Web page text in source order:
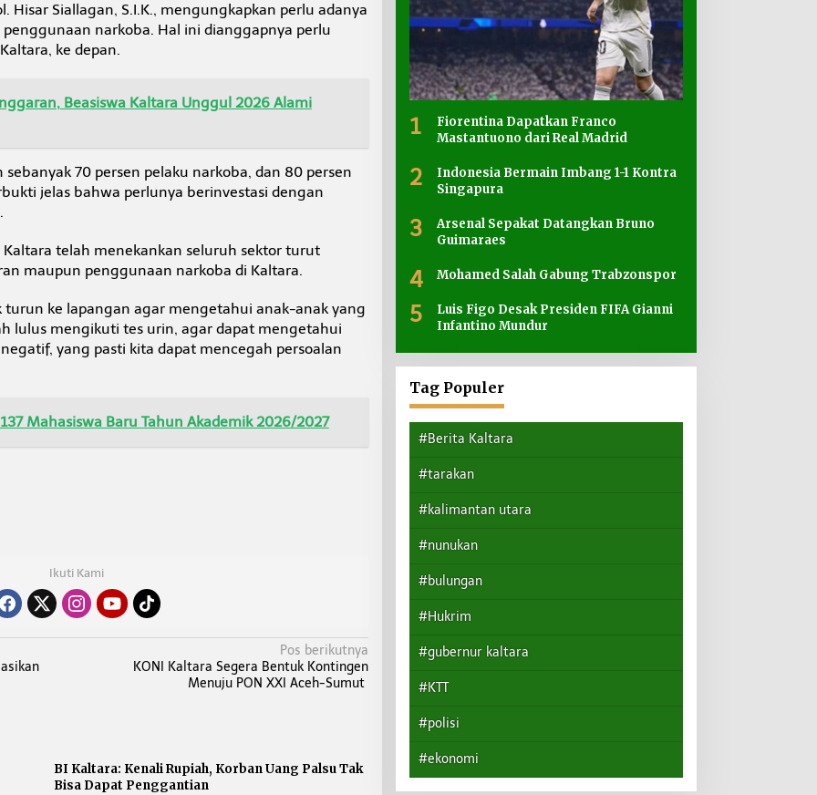
Hisar Siallagan, S.I.K., mengungkapkan perlu adanya
narkoba. Hal ini dianggapnya perlu
ke depan.
Beasiswa Kaltara Unggul 2026 Alami
sebanyak 70 persen pelaku narkoba, dan 80 persen
jelas bahwa perlunya berinvestasi dengan
telah menekankan seluruh sektor turut
maupun penggunaan narkoba di Kaltara.
turun ke lapangan agar mengetahui anak-anak yang
lulus mengikuti tes urin, agar dapat mengetahui
yang pasti kita dapat mencegah persoalan
Mahasiswa Baru Tahun Akademik 2026/2027
Ikuti Kami
Pos berikutnya
KONI Kaltara Segera Bentuk Kontingen
Menuju PON XXI Aceh-Sumut
BI Kaltara: Kenali Rupiah, Korban Uang Palsu Tak
Bisa Dapat Penggantian
1
Fiorentina Dapatkan Franco
Mastantuono dari Real Madrid
2
Indonesia Bermain Imbang 1-1 Kontra
Singapura
3
Arsenal Sepakat Datangkan Bruno
Guimaraes
4 Mohamed Salah Gabung Trabzonspor
5
Luis Figo Desak Presiden FIFA Gianni
Infantino Mundur
Tag Populer
#Berita Kaltara
#tarakan
#kalimantan utara
#nunukan
#bulungan
#Hukrim
#gubernur kaltara
#KTT
#polisi
#ekonomi